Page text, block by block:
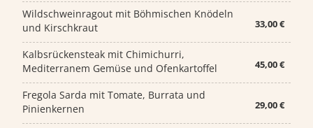
33,00 €
Wildschweinragout mit Böhmischen Knödeln
und Kirschkraut
45,00 €
Kalbsrückensteak mit Chimichurri,
Mediterranem Gemüse und Ofenkartoffel
29,00 €
Fregola Sarda mit Tomate, Burrata und
Pinienkernen